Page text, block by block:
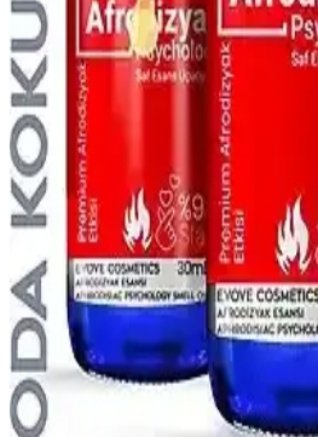
Afrodizyak temalı parfümler, içerdikleri
profilleriyle romantik ve çekici bir
ideal seçenekler sunar.
Afro Dynamic Parfüm ve
Hakkında Bilgi ve
Afro Dynamic parfümü, ferah ve taze
olup olmadığını anlamak için içerik ve
bakmak gerekir. Notalar ve koku
Afro Dynamic Parfüm Günlük
Uygun Mu Hafif ve Kalıcı
Afro Dynamic parfüm, hafif yapısı ve
kullanım için ideal, ferah ve kalıcı bir
aktivitelerde hoş bir koku sağlar.